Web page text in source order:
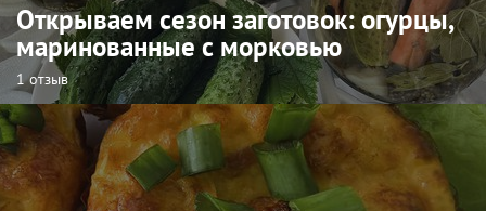
Открываем сезон заготовок: огурцы,
маринованные с морковью
1 отзыв